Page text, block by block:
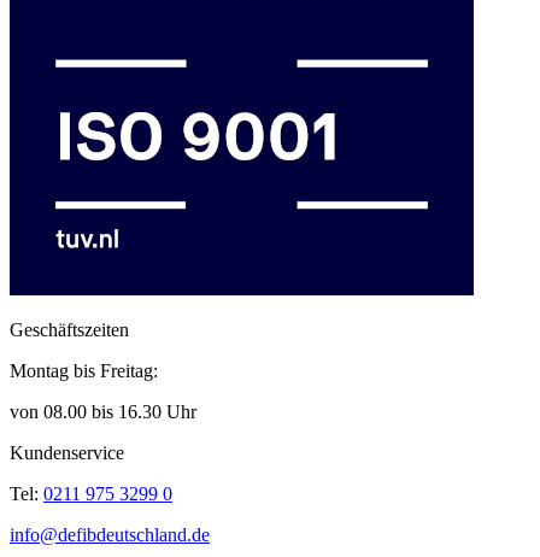
Geschäftszeiten
Montag bis Freitag:
von 08.00 bis 16.30 Uhr
Kundenservice
Tel: 0211 975 3299 0
info@defibdeutschland.de